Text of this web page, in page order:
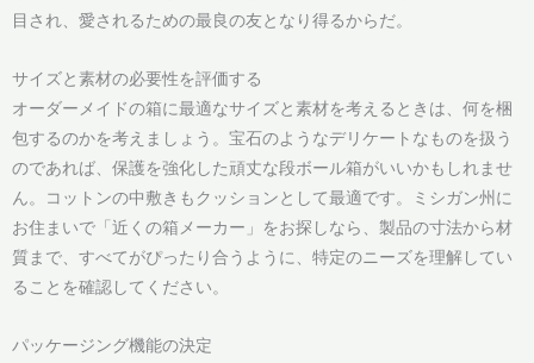
目され、愛されるための最良の友となり得るからだ。
サイズと素材の必要性を評価する
オーダーメイドの箱に最適なサイズと素材を考えるときは、何を梱
包するのかを考えましょう。宝石のようなデリケートなものを扱う
のであれば、保護を強化した頑丈な段ボール箱がいいかもしれませ
ん。コットンの中敷きもクッションとして最適です。ミシガン州に
お住まいで「近くの箱メーカー」をお探しなら、製品の寸法から材
質まで、すべてがぴったり合うように、特定のニーズを理解してい
ることを確認してください。
パッケージング機能の決定